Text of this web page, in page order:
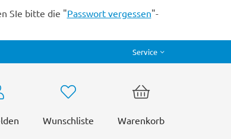
SIe bitte die "Passwort vergessen"-
Service
Wunschliste Warenkorb